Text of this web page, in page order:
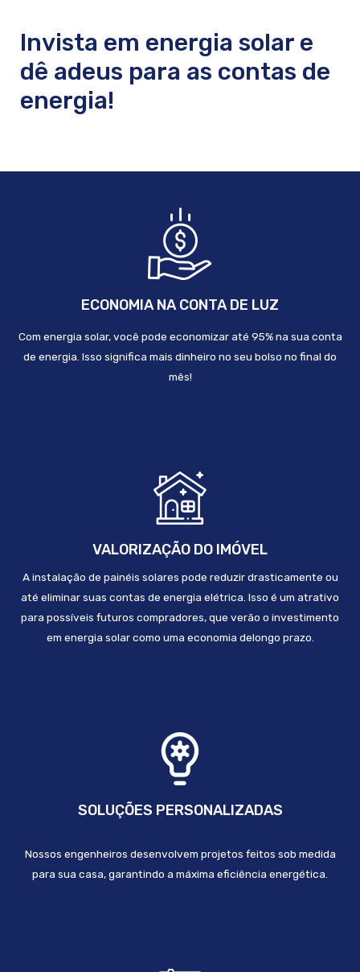
Invista em energia solar e
dê adeus para as contas de
energia!
ECONOMIA NA CONTA DE LUZ
Com energia solar, você pode economizar até 95% na sua conta
de energia. Isso significa mais dinheiro no seu bolso no final do
mês!
VALORIZAÇÃO DO IMÓVEL
A instalação de painéis solares pode reduzir drasticamente ou
até eliminar suas contas de energia elétrica. Isso é um atrativo
para possíveis futuros compradores, que verão o investimento
em energia solar como uma economia delongo prazo.
SOLUÇÕES PERSONALIZADAS
Nossos engenheiros desenvolvem projetos feitos sob medida
para sua casa, garantindo a máxima eficiência energética.